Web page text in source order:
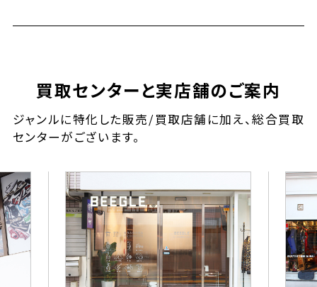
買取センターと実店舗のご案内
ジャンルに特化した販売/買取店舗に加え、総合買取
センターがございます。